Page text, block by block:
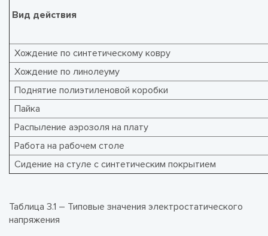
Вид действия
Хождение по синтетическому ковру
Хождение по линолеуму
Поднятие полиэтиленовой коробки
Пайка
Распыление аэрозоля на плату
Работа на рабочем столе
Сидение на стуле с синтетическим покрытием
Таблица 3.1 – Типовые значения электростатического
напряжения